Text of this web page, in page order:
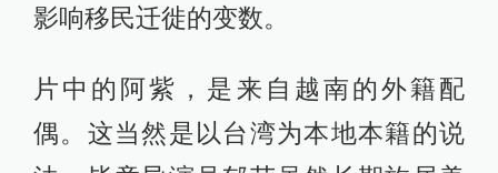
影响移民迁徙的变数。
片中的阿紫，是来自越南的外籍配
偶。这当然是以台湾为本地本籍的说